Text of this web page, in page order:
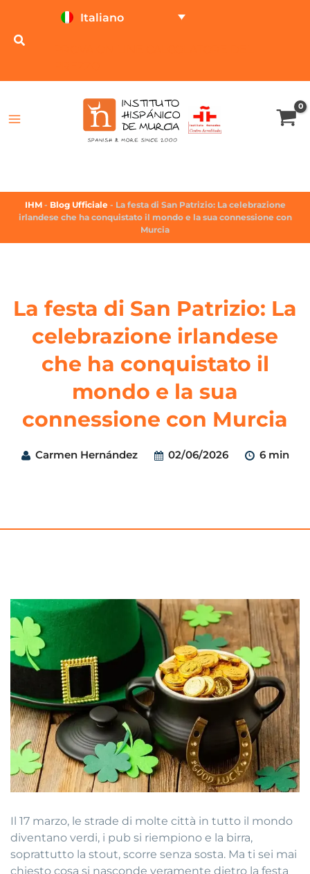
Italiano
IHM - Blog Ufficiale - La festa di San Patrizio: La celebrazione
irlandese che ha conquistato il mondo e la sua connessione con
Murcia
La festa di San Patrizio: La
celebrazione irlandese
che ha conquistato il
mondo e la sua
connessione con Murcia
Carmen Hernández 02/06/2026 6 min
Il 17 marzo, le strade di molte città in tutto il mondo
diventano verdi, i pub si riempiono e la birra,
soprattutto la stout, scorre senza sosta. Ma ti sei mai
chiesto cosa si nasconde veramente dietro la festa